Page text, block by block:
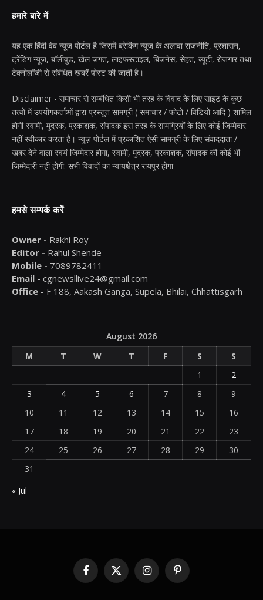
हमारे बारे में
यह एक हिंदी वेब न्यूज़ पोर्टल है जिसमें ब्रेकिंग न्यूज़ के अलावा राजनीति, प्रशासन,
ट्रेंडिंग न्यूज, बॉलीवुड, खेल जगत, लाइफस्टाइल, बिजनेस, सेहत, ब्यूटी, रोजगार तथा
टेक्नोलॉजी से संबंधित खबरें पोस्ट की जाती है।
Disclaimer - समाचार से सम्बंधित किसी भी तरह के विवाद के लिए साइट के कुछ
तत्वों में उपयोगकर्ताओं द्वारा प्रस्तुत सामग्री ( समाचार / फोटो / विडियो आदि ) शामिल
होगी स्वामी, मुद्रक, प्रकाशक, संपादक इस तरह के सामग्रियों के लिए कोई ज़िम्मेदार
नहीं स्वीकार करता है। न्यूज़ पोर्टल में प्रकाशित ऐसी सामग्री के लिए संवाददाता /
खबर देने वाला स्वयं जिम्मेदार होगा, स्वामी, मुद्रक, प्रकाशक, संपादक की कोई भी
जिम्मेदारी नहीं होगी. सभी विवादों का न्यायक्षेत्र रायपुर होगा
हमसे सम्पर्क करें
Owner - Rakhi Roy
Editor - Rahul Shende
Mobile - 7089782411
Email - cgnewsllive24@gmail.com
Office - F 188, Aakash Ganga, Supela, Bhilai, Chhattisgarh
August 2026
M
T W T F S
S
1
2
3
4 5 6 7 8
9
10
11 12 13 14 15
16
17
18 19 20 21 22
23
24
25 26 27 28 29
30
31
« Jul
Facebook
X
(Twitter)
InstagramPinterest